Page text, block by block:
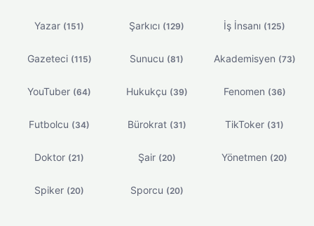
Yazar (151) Şarkıcı (129) İş İnsanı (125)
Gazeteci (115) Sunucu (81) Akademisyen (73)
YouTuber (64) Hukukçu (39) Fenomen (36)
Futbolcu (34) Bürokrat (31) TikToker (31)
Doktor (21) Şair (20) Yönetmen (20)
Spiker (20) Sporcu (20)